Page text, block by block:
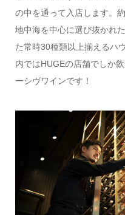
の中を通って入店します。
地中海を中心に選び抜かれ
た常時30種類以上揃えるハ
内ではHUGEの店舗でしか
ーシヴワインです！